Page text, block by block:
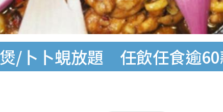
煲/卜卜蜆放題 任飲任食逾